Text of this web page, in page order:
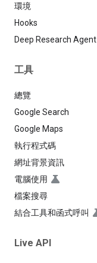
環境
Hooks
Deep Research Agent
工具
總覽
Google Search
Google Maps
執行程式碼
網址背景資訊
電腦使用
檔案搜尋
結合工具和函式呼叫
Live API